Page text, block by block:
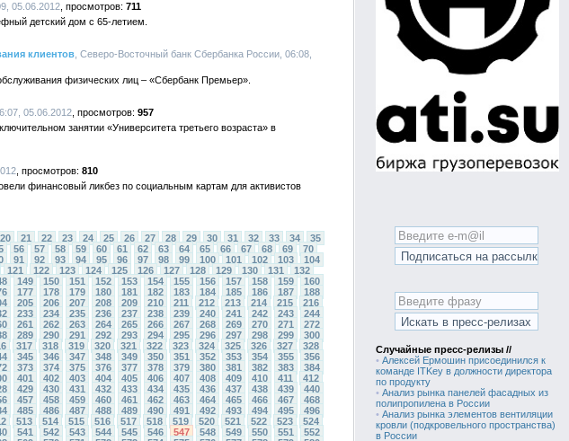
05.06.2012
711
детский дом с 65-летием.
клиентов , Северо-Восточный банк Сбербанка России, 06:08,
физических лиц – «Сбербанк Премьер».
05.06.2012
957
занятии «Университета третьего возраста» в
810
финансовый ликбез по социальным картам для активистов
20 21 22 23 24 25 26 27 28 29 30 31 32 33 34
35
56 57 58 59 60 61 62 63 64 65 66 67 68 69
70
91 92 93 94 95 96 97 98 99 100 101 102 103
104
121 122 123 124 125 126 127 128 129 130 131
132
149 150 151 152 153 154 155 156 157 158 159
160
177 178 179 180 181 182 183 184 185 186 187
188
205 206 207 208 209 210 211 212 213 214 215
216
233 234 235 236 237 238 239 240 241 242 243
244
261 262 263 264 265 266 267 268 269 270 271
272
289 290 291 292 293 294 295 296 297 298 299
300
317 318 319 320 321 322 323 324 325 326 327
328
345 346 347 348 349 350 351 352 353 354 355
356
373 374 375 376 377 378 379 380 381 382 383
384
401 402 403 404 405 406 407 408 409 410 411
412
429 430 431 432 433 434 435 436 437 438 439
440
457 458 459 460 461 462 463 464 465 466 467
468
485 486 487 488 489 490 491 492 493 494 495
496
513 514 515 516 517 518 519 520 521 522 523
524
541 542 543 544 545 546 547 548 549 550 551
552
Случайные пресс-релизы //
• Алексей Ермошин присоединился к
команде ITKey в должности директора
по продукту
• Анализ рынка панелей фасадных из
полипропилена в России
• Анализ рынка элементов вентиляции
кровли (подкровельного пространства)
в России